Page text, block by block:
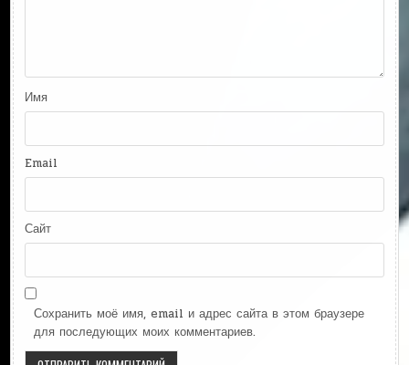
Имя
Email
Сайт
Сохранить моё имя, email и адрес сайта в этом браузере
для последующих моих комментариев.